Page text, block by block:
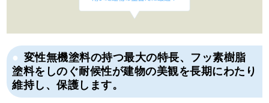
変性無機塗料の持つ最大の特長、フッ素樹脂
塗料をしのぐ耐候性が建物の美観を長期にわたり
維持し、保護します。